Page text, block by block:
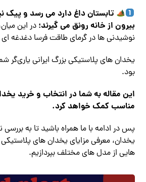
تابستان داغ دارد می رسد و پیک‌
بیرون از خانه رونق می گیرند؛در این
نوشیدنی‌ ها در گرمای طاقت‌ فرسا دغدغه‌
یخدان‌ های پلاستیکی بزرگ ایرانی یاری‌گر
بود.
این مقاله به شما در انتخاب و خرید
مناسب کمک خواهد کرد.
پس در ادامه با ما همراه باشید تا به
یخدان، معرفی مزایای یخدان‌ های
هایی از مدل‌ های مختلف بپردازیم.